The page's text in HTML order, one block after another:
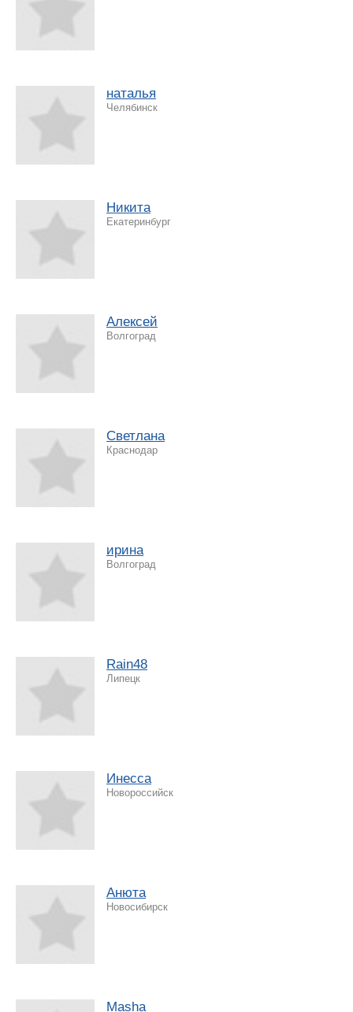
наталья
Челябинск
Никита
Екатеринбург
Алексей
Волгоград
Светлана
Краснодар
ирина
Волгоград
Rain48
Липецк
Инесса
Новороссийск
Анюта
Новосибирск
Masha